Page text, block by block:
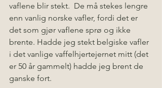
vaflene blir stekt.  De må stekes lengre
enn vanlig norske vafler, fordi det er
det som gjør vaflene sprø og ikke
brente. Hadde jeg stekt belgiske vafler
i det vanlige vaffelhjertejernet mitt (det
er 50 år gammelt) hadde jeg brent de
ganske fort.